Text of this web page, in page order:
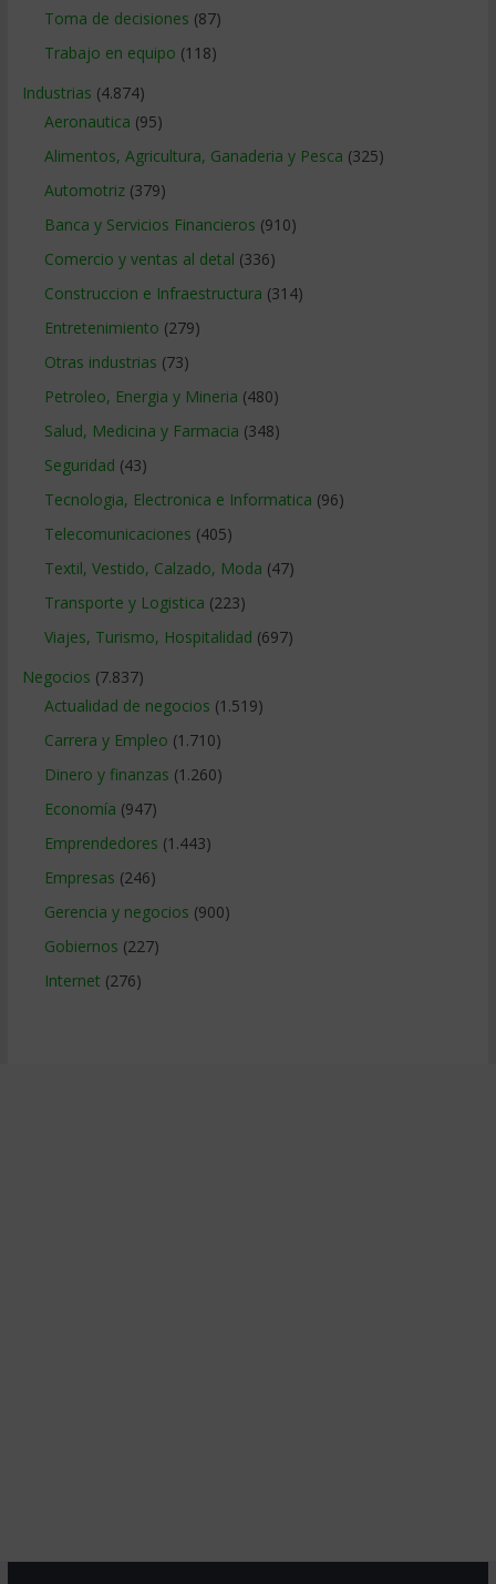
Toma de decisiones (87)
Trabajo en equipo (118)
Industrias (4.874)
Aeronautica (95)
Alimentos, Agricultura, Ganaderia y Pesca (325)
Automotriz(379)
Banca y Servicios Financieros (910)
Comercio y ventas al detal (336)
Construccion e Infraestructura (314)
Entretenimiento (279)
Otras industrias (73)
Petroleo, Energia y Mineria (480)
Salud, Medicina y Farmacia (348)
Seguridad (43)
Tecnologia, Electronica e Informatica (96)
Telecomunicaciones (405)
Textil, Vestido, Calzado, Moda (47)
Transporte y Logistica (223)
Viajes, Turismo, Hospitalidad (697)
Negocios (7.837)
Actualidad de negocios (1.519)
Carrera y Empleo (1.710)
Dinero y finanzas (1.260)
Economía (947)
Emprendedores (1.443)
Empresas (246)
Gerencia y negocios (900)
Gobiernos (227)
Internet (276)